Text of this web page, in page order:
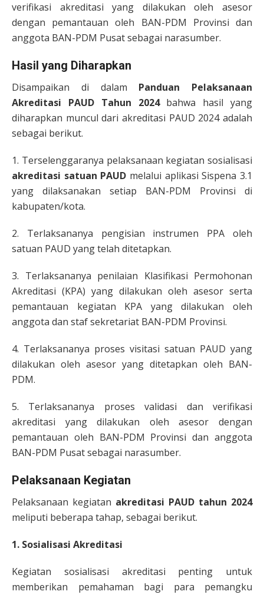
verifikasi akreditasi yang dilakukan oleh asesor
dengan pemantauan oleh BAN-PDM Provinsi dan
anggota BAN-PDM Pusat sebagai narasumber.
Hasil yang Diharapkan
Disampaikan di dalam Panduan Pelaksanaan
Akreditasi PAUD Tahun 2024bahwa hasil yang
diharapkan muncul dari akreditasi PAUD 2024 adalah
sebagai berikut.
1. Terselenggaranya pelaksanaan kegiatan sosialisasi
akreditasi satuan PAUD melalui aplikasi Sispena 3.1
yang dilaksanakan setiap BAN-PDM Provinsi di
kabupaten/kota.
2. Terlaksananya pengisian instrumen PPA oleh
satuan PAUD yang telah ditetapkan.
3. Terlaksananya penilaian Klasifikasi Permohonan
Akreditasi (KPA) yang dilakukan oleh asesor serta
pemantauan kegiatan KPA yang dilakukan oleh
anggota dan staf sekretariat BAN-PDM Provinsi.
4. Terlaksananya proses visitasi satuan PAUD yang
dilakukan oleh asesor yang ditetapkan oleh BAN-
PDM.
5. Terlaksananya proses validasi dan verifikasi
akreditasi yang dilakukan oleh asesor dengan
pemantauan oleh BAN-PDM Provinsi dan anggota
BAN-PDM Pusat sebagai narasumber.
Pelaksanaan Kegiatan
Pelaksanaan kegiatan akreditasi PAUD tahun 2024
meliputi beberapa tahap, sebagai berikut.
1. Sosialisasi Akreditasi
Kegiatan sosialisasi akreditasi penting untuk
memberikan pemahaman bagi para pemangku